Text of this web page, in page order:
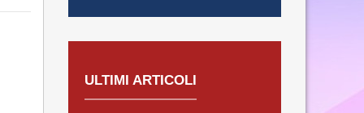
ULTIMI ARTICOLI